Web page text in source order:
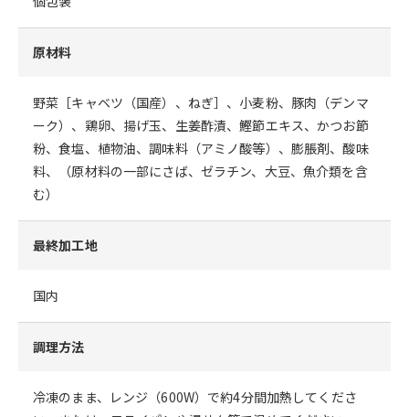
原材料
野菜［キャベツ（国産）、ねぎ］、小麦粉、豚肉（デンマ
ーク）、鶏卵、揚げ玉、生姜酢漬、鰹節エキス、かつお節
粉、食塩、植物油、調味料（アミノ酸等）、膨脹剤、酸味
料、（原材料の一部にさば、ゼラチン、大豆、魚介類を含
む）
最終加工地
国内
調理方法
冷凍のまま、レンジ（600W）で約4分間加熱してくださ